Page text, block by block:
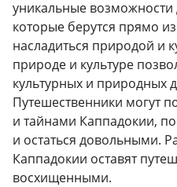
уникальные возможности
которые берутся прямо
насладиться природой и
природе и культуре
культурных и природных
Путешественники могут
и тайнами Каппадокии,
и остаться довольными.
Каппадокии оставят
восхищенными.